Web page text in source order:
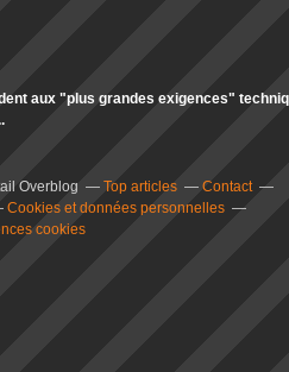
aux "plus grandes exigences"
Overblog Top articles
Contact
Cookies et données personnelles
cookies